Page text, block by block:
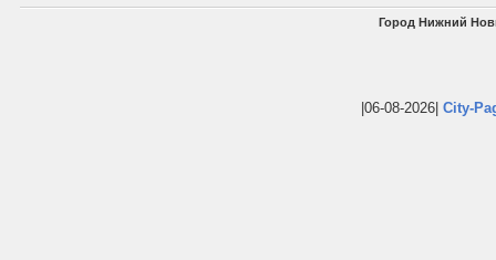
Город Нижний
|06-08-2026| City-